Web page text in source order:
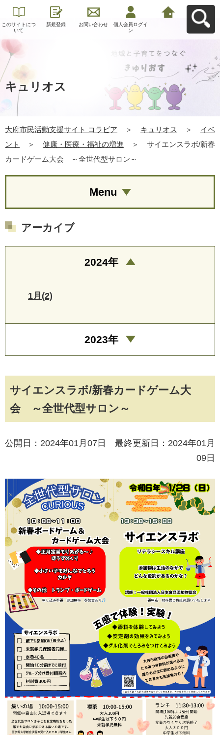
このサイトにつ
いて
新規登録 お問い合わせ
個人会員ログイ
ン
キュリオス
大府市民活動支援サイト コラビア ＞ キュリオス ＞
イベ
ント
＞ 健康・医療・福祉の増進 ＞
サイエンスラボ/新春
カードゲーム大会 ～全世代型サロン～
サイエンスラボ/新春カードゲーム大
会 ～全世代型サロン～
公開日：2024年01月07日 最終更新日：2024年01月
09日
Menu
アーカイブ
2024年
1月(2)
2023年